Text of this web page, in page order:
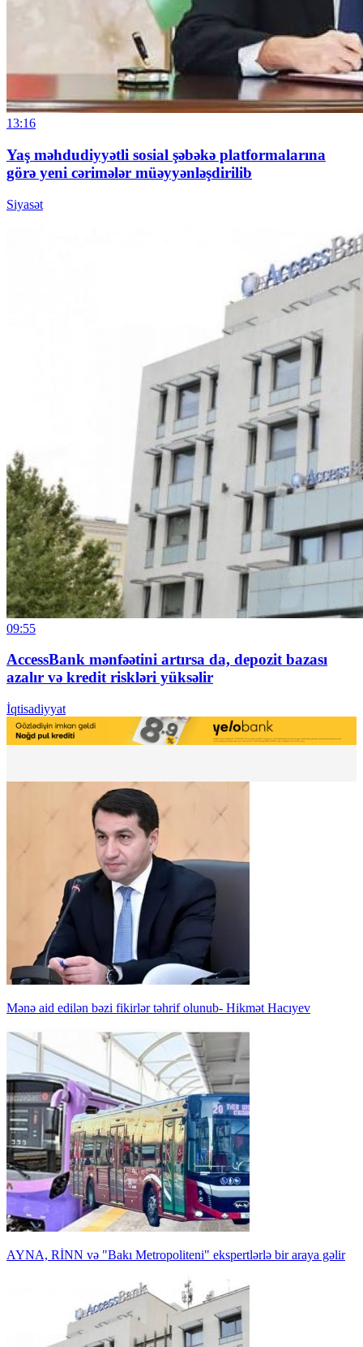
13:16
Yaş məhdudiyyətli sosial şəbəkə platformalarına
görə yeni cərimələr müəyyənləşdirilib
Siyasət
09:55
AccessBank mənfəətini artırsa da, depozit bazası
azalır və kredit riskləri yüksəlir
İqtisadiyyat
Mənə aid edilən bəzi fikirlər təhrif olunub- Hikmət Hacıyev
AYNA, RİNN və "Bakı Metropoliteni" ekspertlərlə bir araya gəlir